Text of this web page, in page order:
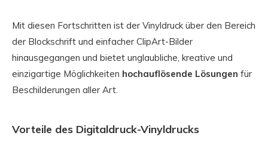
Mit diesen Fortschritten ist der Vinyldruck über den Bereich
der Blockschrift und einfacher ClipArt-Bilder
hinausgegangen und bietet unglaubliche, kreative und
einzigartige Möglichkeiten hochauflösende Lösungen für
Beschilderungen aller Art.
Vorteile des Digitaldruck-Vinyldrucks